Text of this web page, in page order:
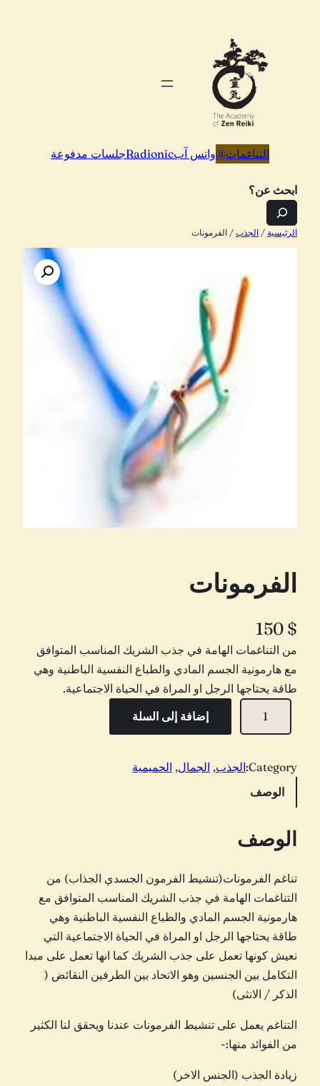
التناغمات@واتس آبRadionicجلسات مدفوعة
ابحث عن؟
الرئيسية / الجذب / الفرمونات
الفرمونات
150 $
من التناغمات الهامة في جذب الشريك المناسب المتوافق
مع هارمونية الجسم المادي والطباع النفسية الباطنية وهي
طاقة يحتاجها الرجل او المراة في الحياة الاجتماعية.
ة
و
ن
ا
ت
إضافة إلى السلة
Category: الجذب, الجمال, الحميمية
الوصف
الوصف
تناغم الفرمونات(تنشيط الفرمون الجسدي الجذاب) من
التناغمات الهامة في جذب الشريك المناسب المتوافق مع
هارمونية الجسم المادي والطباع النفسية الباطنية وهي
طاقة يحتاجها الرجل او المراة في الحياة الاجتماعية التي
نعيش كونها تعمل على جذب الشريك كما انها تعمل على مبدا
التكامل بين الجنسين وهو الاتحاد بين الطرفين النقائض (
الذكر / الانثى)
التناغم يعمل على تنشيط الفرمونات عندنا ويحقق لنا الكثير
من الفوائد منها:-
زيادة الجذب (الجنس الاخر)